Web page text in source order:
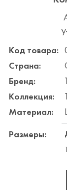
Код товара:
Страна:
Бренд:
Коллекция:
Материал:
Размеры: